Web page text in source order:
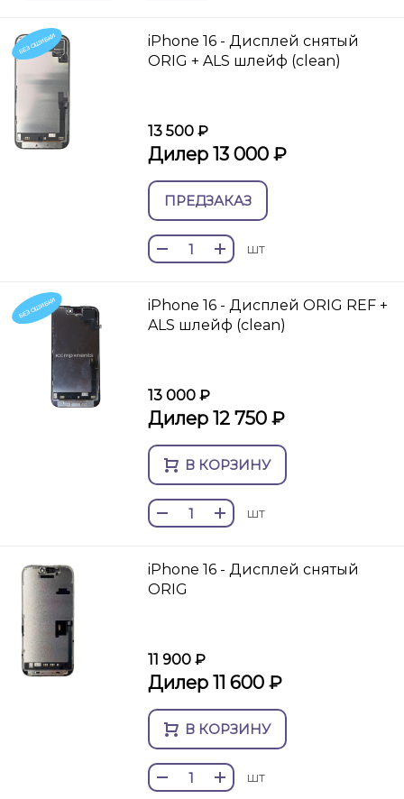
БЕЗ ОШИБКИ
iPhone 16 - Дисплей снятый
ORIG + ALS шлейф (clean)
13 500 ₽
Дилер 13 000 ₽
ПРЕДЗАКАЗ
шт
БЕЗ ОШИБКИ
iPhone 16 - Дисплей ORIG REF +
ALS шлейф (clean)
13 000 ₽
Дилер 12 750 ₽
В КОРЗИНУ
шт
iPhone 16 - Дисплей снятый
ORIG
11 900 ₽
Дилер 11 600 ₽
В КОРЗИНУ
шт